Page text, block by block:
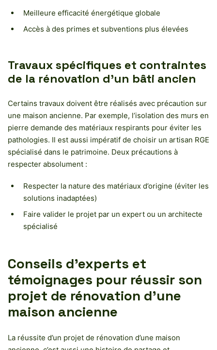
Meilleure efficacité énergétique globale
Accès à des primes et subventions plus élevées
Travaux spécifiques et contraintes
de la rénovation d’un bâti ancien
Certains travaux doivent être réalisés avec précaution sur
une maison ancienne. Par exemple, l’isolation des murs en
pierre demande des matériaux respirants pour éviter les
pathologies. Il est aussi impératif de choisir un artisan RGE
spécialisé dans le patrimoine. Deux précautions à
respecter absolument :
Respecter la nature des matériaux d’origine (éviter les
solutions inadaptées)
Faire valider le projet par un expert ou un architecte
spécialisé
Conseils d’experts et
témoignages pour réussir son
projet de rénovation d’une
maison ancienne
La réussite d’un projet de rénovation d’une maison